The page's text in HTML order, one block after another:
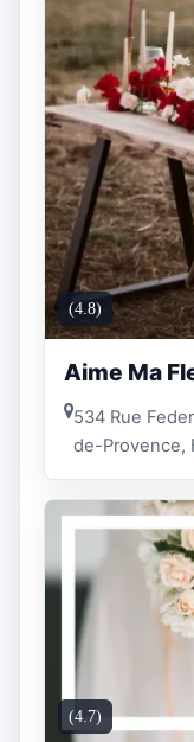
(4.8)
Aime Ma
534 Rue
de-Provence,
(4.7)